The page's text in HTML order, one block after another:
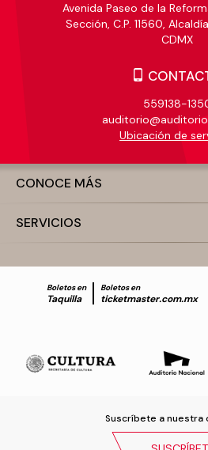
Avenida Paseo de la
Sección, C.P. 11560,
CDMX
559138-
Ubicación de
CONOCE MÁS
SERVICIOS
Boletos en
Taquilla
Boletos en
ticketmaster.com.mx
Suscríbete a nuestra